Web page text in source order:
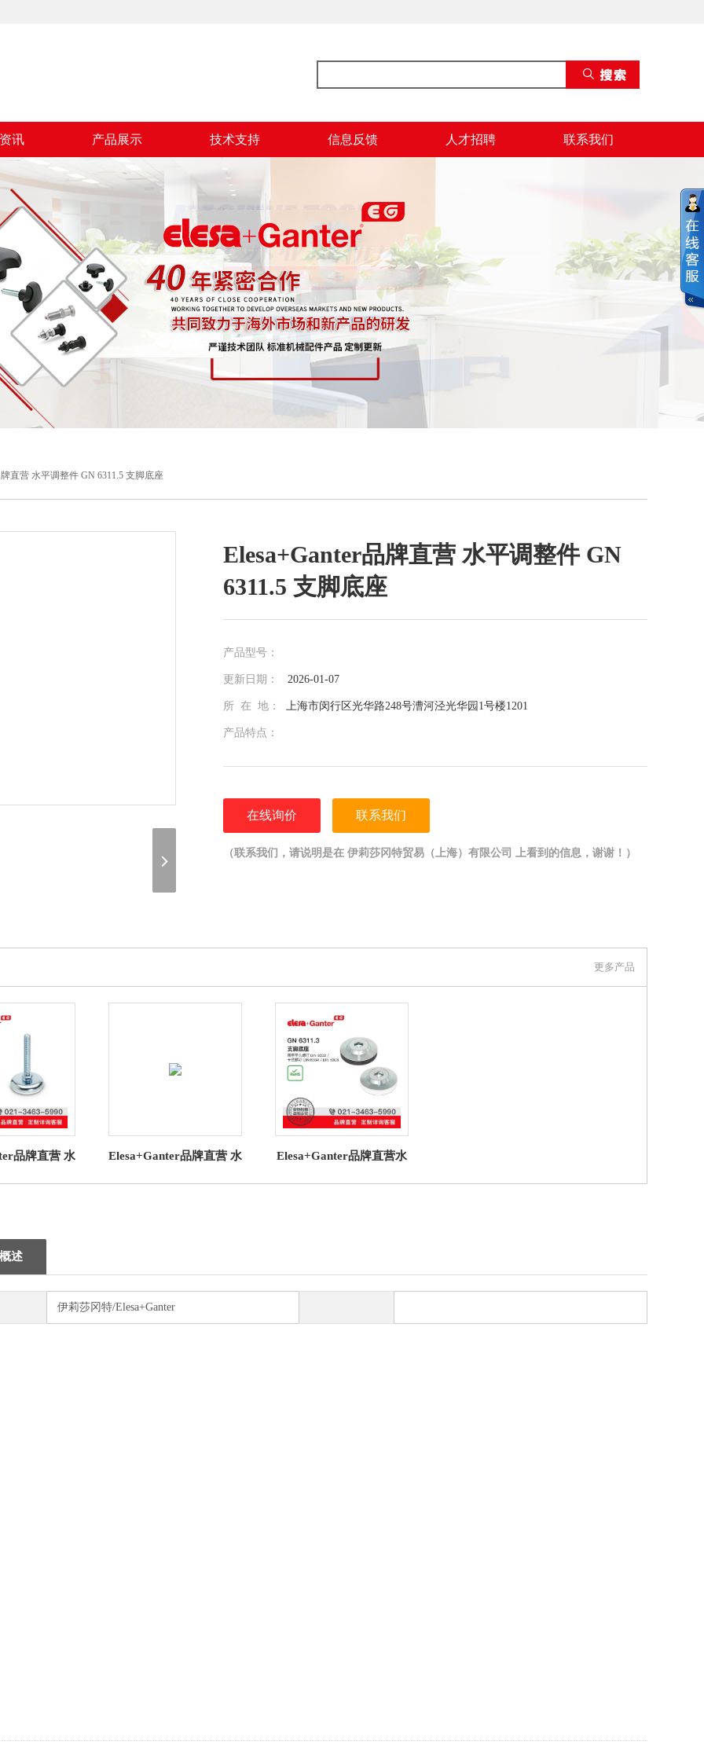
讯 产品展示 技术支持 信息反馈 人才招聘 联系我们
牌直营 水平调整件 GN 6311.5 支脚底座
Elesa+Ganter品牌直营 水平调整件 GN
6311.5 支脚底座
产品型号：
更新日期： 2026-01-07
所 在 地： 上海市闵行区光华路248号漕河泾光华园1号楼1201
产品特点：
在线询价 联系我们
（联系我们，请说明是在 伊莉莎冈特贸易（上海）有限公司 上看到的信息，谢谢！）
更多产品
品牌直营 水
垫（7）
Elesa+Ganter品牌直营 水
脚 带橡胶垫（3）
Elesa+Ganter品牌直营水
底座用于平头螺钉
述
伊莉莎冈特/Elesa+Ganter